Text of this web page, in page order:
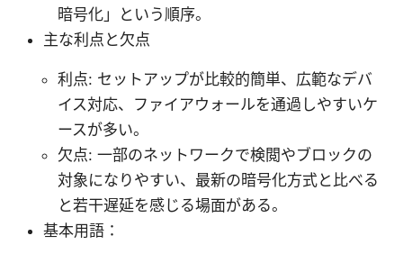
暗号化」という順序。
主な利点と欠点
利点: セットアップが比較的簡単、広範なデバ
イス対応、ファイアウォールを通過しやすいケ
ースが多い。
欠点: 一部のネットワークで検閲やブロックの
対象になりやすい、最新の暗号化方式と比べる
と若干遅延を感じる場面がある。
基本用語：